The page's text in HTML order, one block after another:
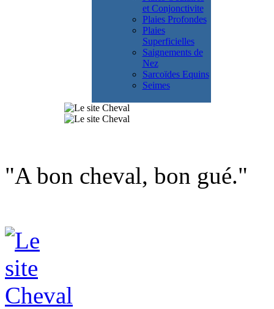
et Conjonctivite
Plaies Profondes
Plaies
Superficielles
Saignements de
Nez
Sarcoïdes Equins
Seimes
"A bon cheval, bon gué."